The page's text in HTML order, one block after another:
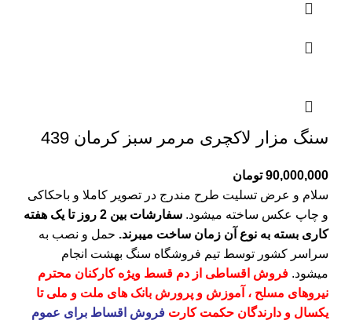
سنگ مزار لاکچری مرمر سبز کرمان 439
90,000,000 تومان
سلام و عرض تسلیت طرح مندرج در تصویر کاملا و باحکاکی
و چاپ عکس ساخته میشود.
سفارشات بین 2 روز تا یک هفته
کاری بسته به نوع آن زمان ساخت میبرند. حمل و نصب به
سراسر کشور توسط تیم فروشگاه سنگ بهشت انجام
میشود. فروش اقساطی از دم قسط ویژه کارکنان محترم
نیروهای مسلح ، آموزش و پرورش بانک های ملت و ملی تا
یکسال و دارندگان حکمت کارت فروش اقساط برای عموم